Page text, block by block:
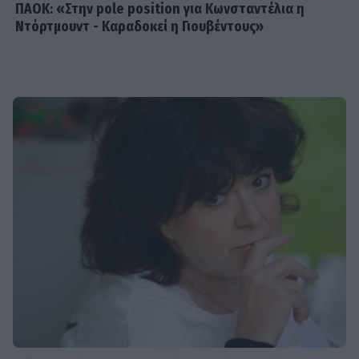
ΠΑΟΚ: «Στην pole position για Κωνσταντέλια η
Ντόρτμουντ - Καραδοκεί η Γιουβέντους»